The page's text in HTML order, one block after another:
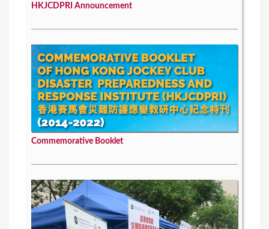
HKJCDPRI Announcement
Commemorative Booklet